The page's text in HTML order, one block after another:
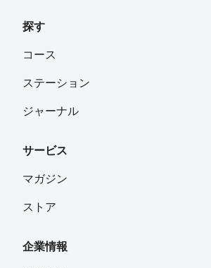
探す
コース
ステーション
ジャーナル
サービス
マガジン
ストア
企業情報